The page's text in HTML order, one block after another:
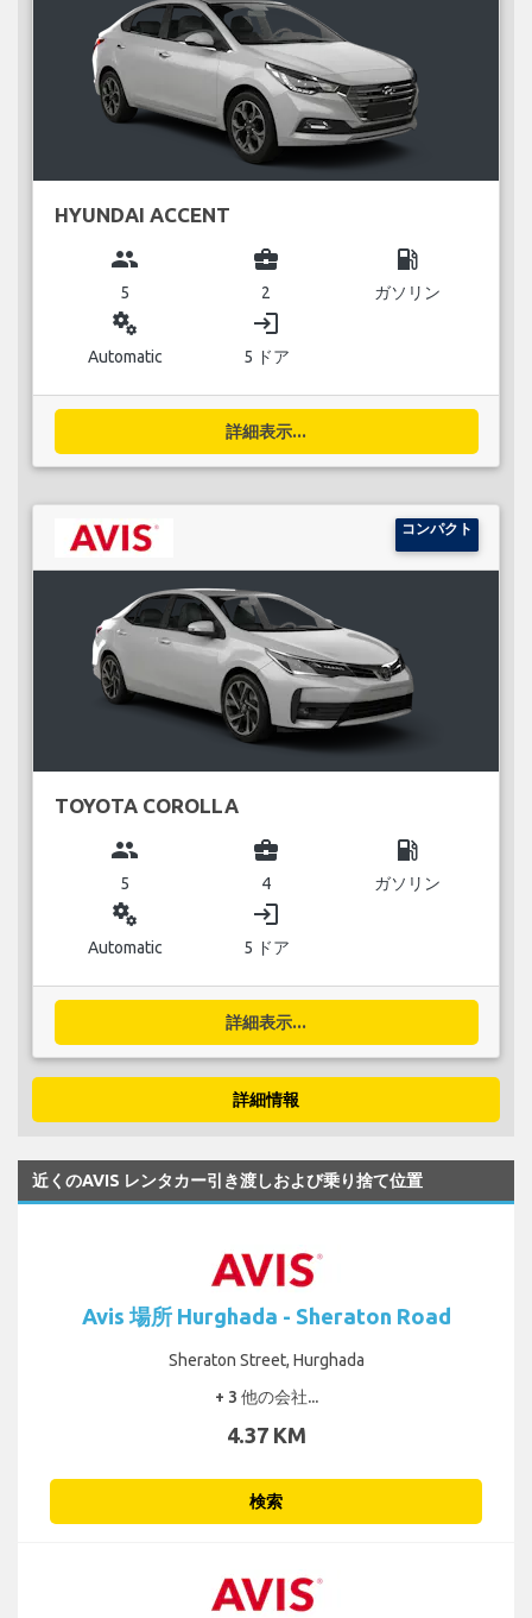
HYUNDAI ACCENT
group
5
business_center
2
local_gas_station
ガソリン
miscellaneous_services
Automatic
login
5 ドア
詳細表示...
コンパクト
TOYOTA COROLLA
group
5
business_center
4
local_gas_station
ガソリン
miscellaneous_services
Automatic
login
5 ドア
詳細表示...
詳細情報
近くのAVIS レンタカー引き渡しおよび乗り捨て位置
Avis 場所 Hurghada - Sheraton Road
Sheraton Street, Hurghada
+ 3 他の会社...
4.37 KM
検索